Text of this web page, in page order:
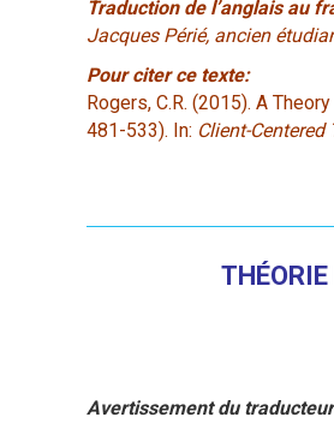
Traduction de l’anglais au
Jacques Périé, ancien
Pour citer ce texte:
Rogers, C.R. (2015). A
481-533). In: Client-Centered
Avertissement du